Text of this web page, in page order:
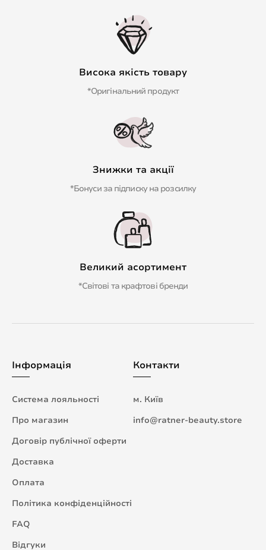
Висока якість товару
*Оригінальний продукт
Знижки та акції
*Бонуси за підписку на розсилку
Великий асортимент
*Світові та крафтові бренди
Інформація
Система лояльності
Про магазин
Договір публічної оферти
Доставка
Оплата
Політика конфіденційності
FAQ
Відгуки
Контакти
м. Київ
info@ratner-beauty.store